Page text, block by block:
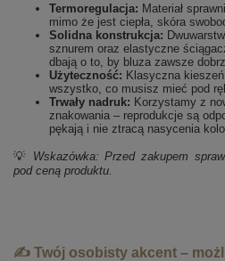
Termoregulacja: Materiał
mimo że jest ciepła, skóra
Solidna konstrukcja:
sznurem oraz elastyczne
dbają o to, by bluza zawsze
Użyteczność: Klasyczna
wszystko, co musisz mieć pod
Trwały nadruk: Korzystamy z
znakowania – reprodukcje są
pękają i nie ztracą nasycenia
💡
Wskazówka: Przed zakupem
pod ceną produktu.
✍️ Twój osobisty akcent –